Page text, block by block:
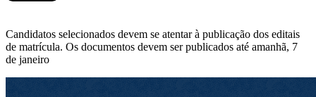
Candidatos selecionados devem se atentar à publicação dos editais
de matrícula. Os documentos devem ser publicados até amanhã, 7
de janeiro